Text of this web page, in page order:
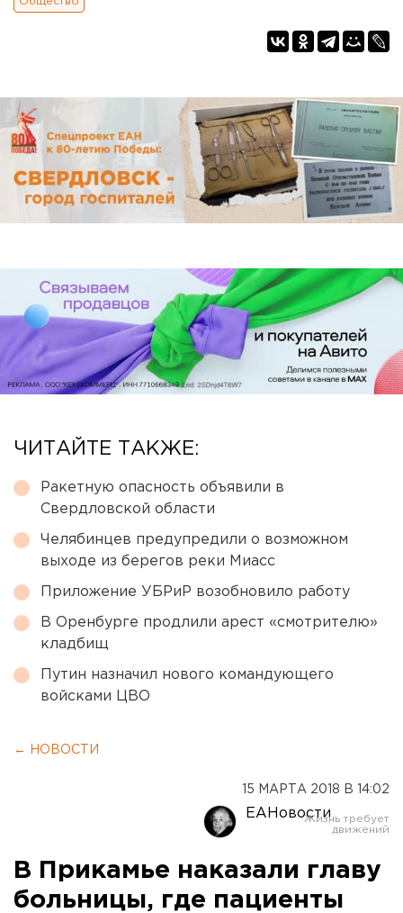
ЧИТАЙТЕ ТАКЖЕ:
Ракетную опасность объявили в
Свердловской области
Челябинцев предупредили о возможном
выходе из берегов реки Миасс
Приложение УБРиР возобновило работу
В Оренбурге продлили арест «смотрителю»
кладбищ
Путин назначил нового командующего
войсками ЦВО
← НОВОСТИ
15 МАРТА 2018 В 14:02
ЕАНовости
В Прикамье наказали главу
больницы, где пациенты